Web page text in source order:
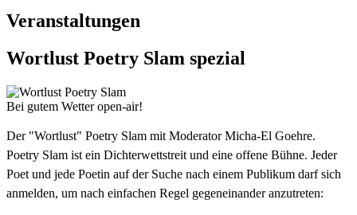
Veranstaltungen
Wortlust Poetry Slam spezial
Bei gutem Wetter open-air!
Der "Wortlust" Poetry Slam mit Moderator Micha-El Goehre.
Poetry Slam ist ein Dichterwettstreit und eine offene Bühne. Jeder
Poet und jede Poetin auf der Suche nach einem Publikum darf sich
anmelden, um nach einfachen Regel gegeneinander anzutreten: